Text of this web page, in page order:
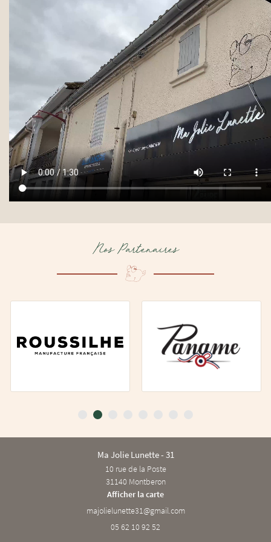
Nos Partenaires
Ma Jolie Lunette - 31
10 rue de la Poste
31140 Montberon
Afficher la carte
05 62 10 92 52